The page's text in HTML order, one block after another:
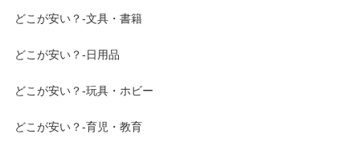
どこが安い？-文具・書籍
どこが安い？-日用品
どこが安い？-玩具・ホビー
どこが安い？-育児・教育